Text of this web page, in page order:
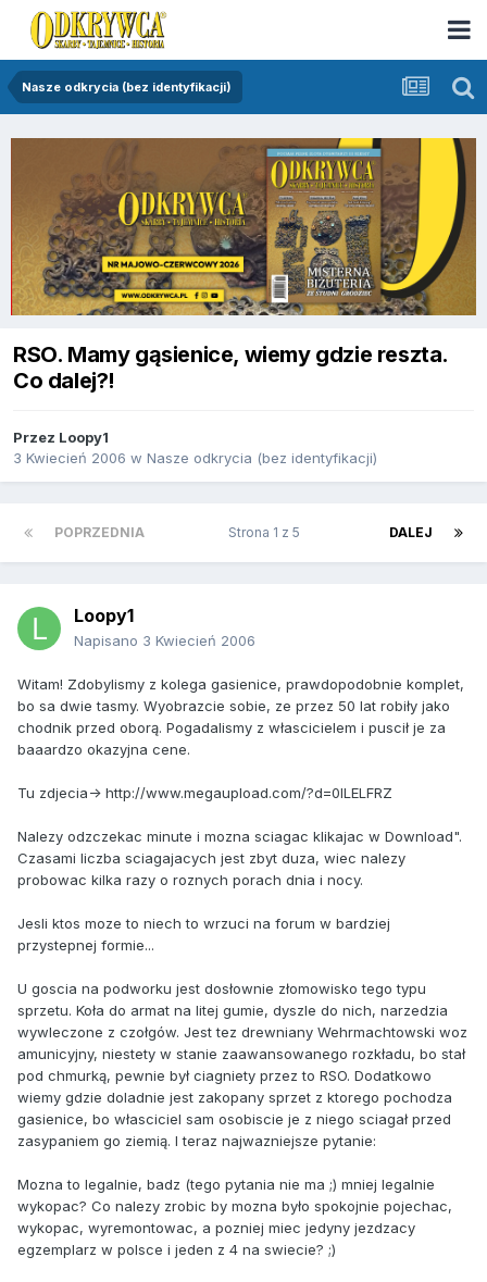
Nasze odkrycia (bez identyfikacji)
RSO. Mamy gąsienice, wiemy gdzie reszta.
Co dalej?!
Przez Loopy1
3 Kwiecień 2006 w Nasze odkrycia (bez identyfikacji)
POPRZEDNIA DALEJ
Strona 1 z 5
Loopy1
Napisano 3 Kwiecień 2006
Witam! Zdobylismy z kolega gasienice, prawdopodobnie komplet,
bo sa dwie tasmy. Wyobrazcie sobie, ze przez 50 lat robiły jako
chodnik przed oborą. Pogadalismy z włascicielem i puscił je za
baaardzo okazyjna cene.
Tu zdjecia-> http://www.megaupload.com/?d=0ILELFRZ
Nalezy odzczekac minute i mozna sciagac klikajac w Download".
Czasami liczba sciagajacych jest zbyt duza, wiec nalezy
probowac kilka razy o roznych porach dnia i nocy.
Jesli ktos moze to niech to wrzuci na forum w bardziej
przystepnej formie...
U goscia na podworku jest dosłownie złomowisko tego typu
sprzetu. Koła do armat na litej gumie, dyszle do nich, narzedzia
wywleczone z czołgów. Jest tez drewniany Wehrmachtowski woz
amunicyjny, niestety w stanie zaawansowanego rozkładu, bo stał
pod chmurką, pewnie był ciagniety przez to RSO. Dodatkowo
wiemy gdzie doladnie jest zakopany sprzet z ktorego pochodza
gasienice, bo własciciel sam osobiscie je z niego sciagał przed
zasypaniem go ziemią. I teraz najwazniejsze pytanie:
Mozna to legalnie, badz (tego pytania nie ma ;) mniej legalnie
wykopac? Co nalezy zrobic by mozna było spokojnie pojechac,
wykopac, wyremontowac, a pozniej miec jedyny jezdzacy
egzemplarz w polsce i jeden z 4 na swiecie? ;)